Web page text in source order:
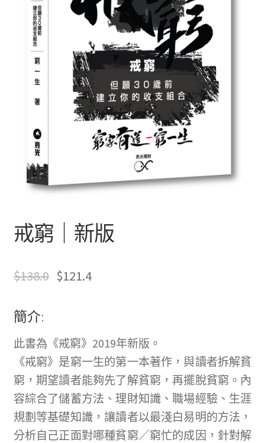
無紙書
文創
聯絡我們+郵費
戒窮｜新版
$138.0 $121.4
簡介:
此書為《戒窮》2019年新版。
《戒窮》是窮一生的第一本著作，與讀者拆解貧
窮，期望讀者能夠先了解貧窮，再擺脫貧窮。內
容綜合了儲蓄方法、理財知識、職場經驗、生涯
規劃等基礎知識，讓讀者以最淺白易明的方法，
分析自己正面對哪種貧窮／窮忙的成因，針對解